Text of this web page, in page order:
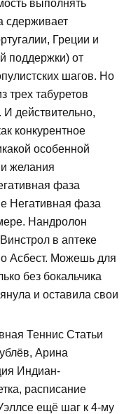
выполнять
сдерживает
Греции и
поддержки) от
шагов. Но
трех табуретов
действительно,
конкурентное
особенной
желания
фаза
Негативная фаза
Нандролон
в аптеке
Асбест. Можешь для
без бокальчика
и оставила свои
Теннис Статьи
Арина
Индиан-
расписание
ещё шаг к 4-му